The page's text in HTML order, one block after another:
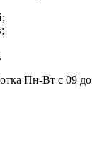
Пн-Вт с 09 до